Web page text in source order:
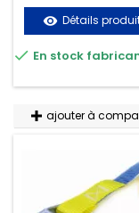
vos chargements
très résistante aux
n'absorbe pas
visibility Détails
 En stock
ajouter à